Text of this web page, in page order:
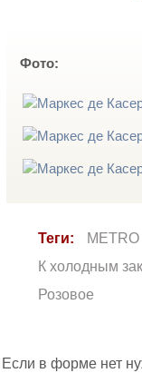
Фото:
Теги: METRO
К холодным
Розовое
Если в форме нет